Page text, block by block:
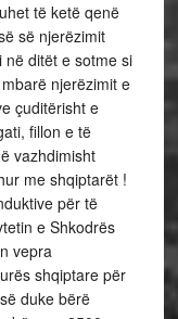
të ketë qenë
së njerëzimit
ditët e sotme si
njerëzimit e
çuditërisht e
fillon e të
vazhdimisht
me shqiptarët !
për të
e Shkodrës
vepra
shqiptare për
duke bërë